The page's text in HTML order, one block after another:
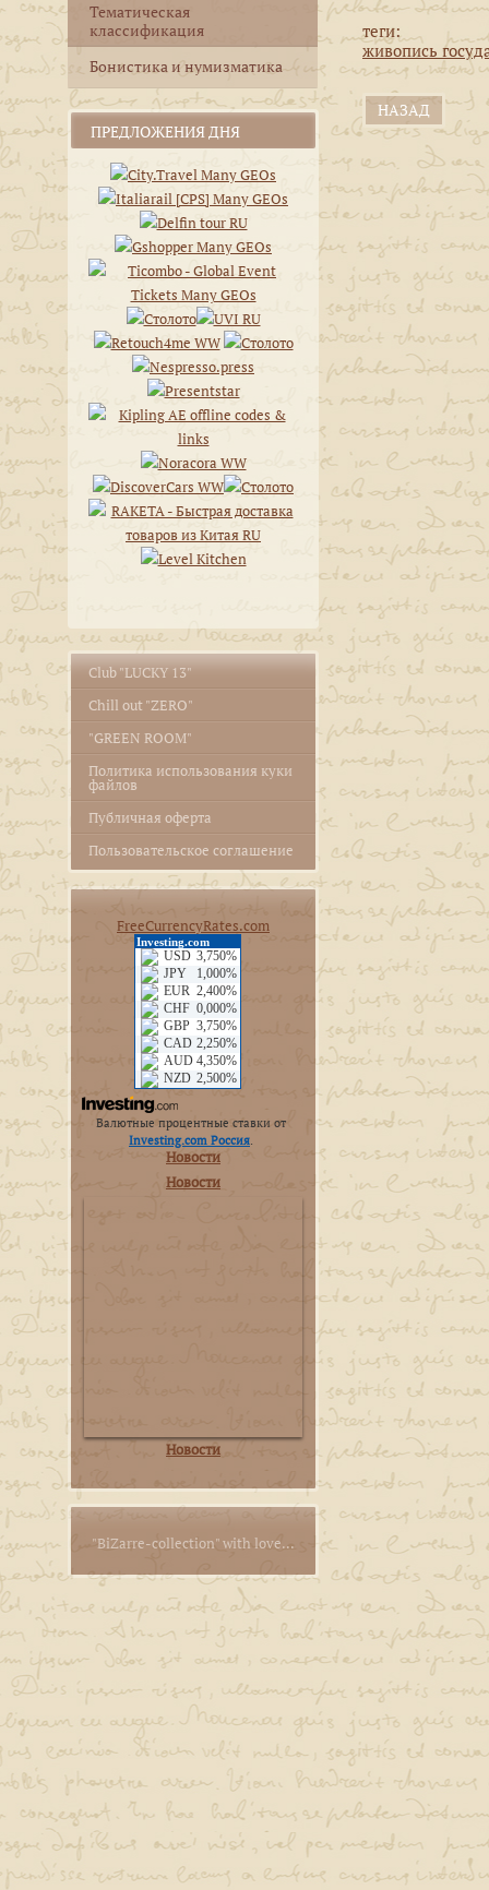
теги:
живопись
НАЗАД
Тематическая
классификация
Бонистика и нумизматика
ПРЕДЛОЖЕНИЯ ДНЯ
Club "LUCKY 13"
Сhill out "ZERO"
"GREEN ROOM"
Политика использования куки
файлов
Публичная оферта
Пользовательское соглашение
FreeCurrencyRates.com
Валютные процентные ставки от
Investing.com Россия.
Новости
Новости
Новости
"BiZarre-collection" with love...